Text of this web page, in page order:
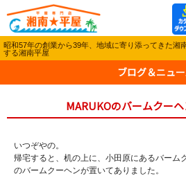
昭和57年の創業から39年、地域に寄り添ってきた湘
する湘南平屋
ブログ＆ニュ
MARUKOのバームクー
いつぞやの。
帰宅すると、机の上に、小田原にあるバーム
のバームクーヘンが置いてありました。